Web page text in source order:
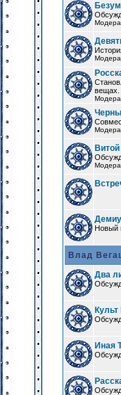
вещах.
Новый
Влад
Два
Иная